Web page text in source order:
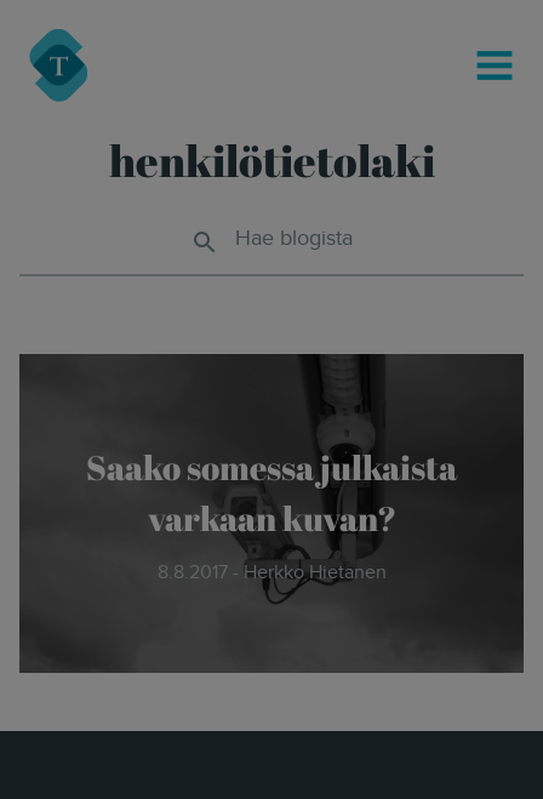
Turre Legal
MENU
henkilötietolaki
Hae blogista
Saako somessa julkaista
varkaan kuvan?
8.8.2017 - Herkko Hietanen